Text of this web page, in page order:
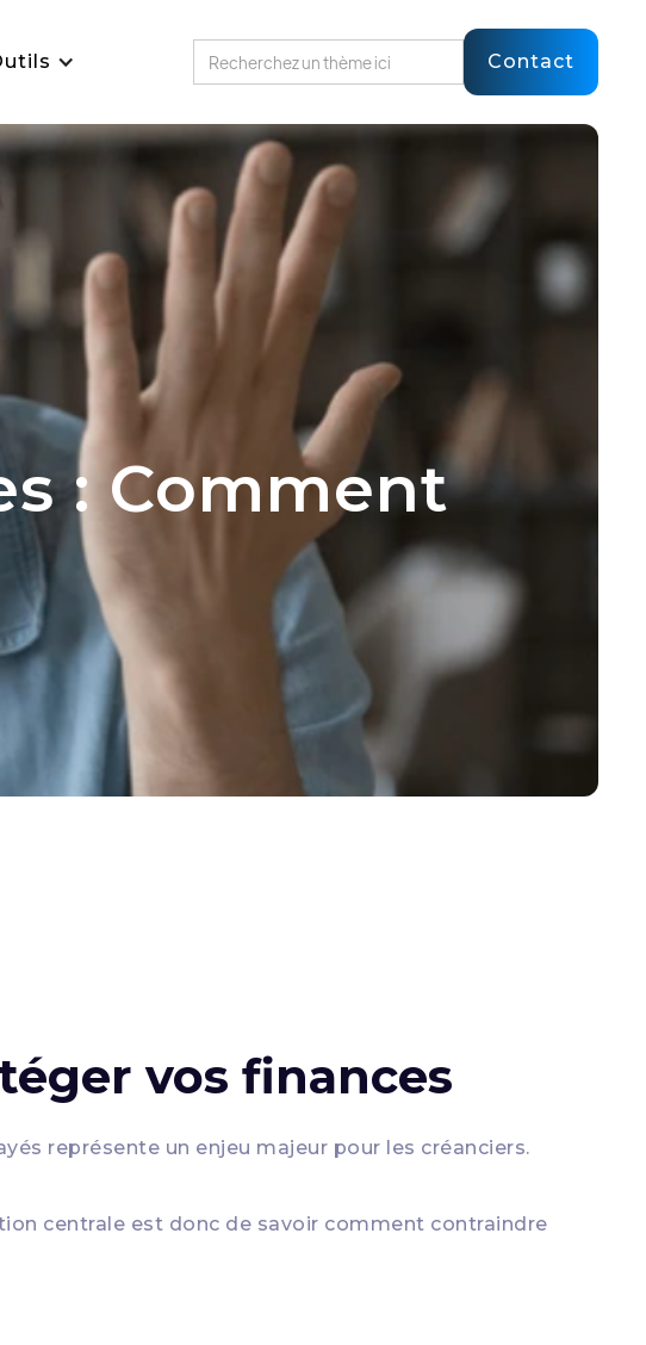
Contact
: Comment
vos finances
représente un enjeu majeur pour les créanciers.
centrale est donc de savoir comment contraindre